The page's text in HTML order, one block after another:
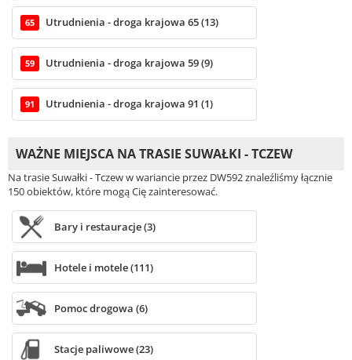
65 Utrudnienia - droga krajowa 65 (13)
59 Utrudnienia - droga krajowa 59 (9)
91 Utrudnienia - droga krajowa 91 (1)
WAŻNE MIEJSCA NA TRASIE SUWAŁKI - TCZEW
Na trasie Suwałki - Tczew w wariancie przez DW592 znaleźliśmy łącznie
150 obiektów, które mogą Cię zainteresować.
Bary i restauracje (3)
Hotele i motele (111)
Pomoc drogowa (6)
Stacje paliwowe (23)